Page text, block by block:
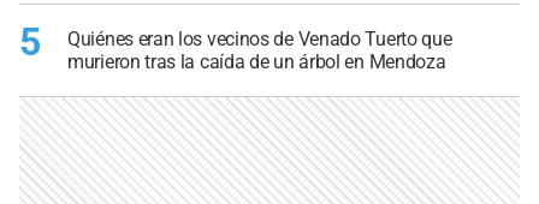
5
Quiénes eran los vecinos de Venado Tuerto que
murieron tras la caída de un árbol en Mendoza